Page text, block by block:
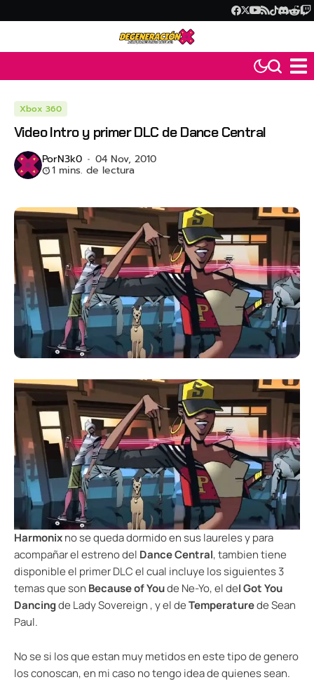
Xbox 360
Video Intro y primer DLC de Dance Central
PorN3k0 04 Nov, 2010
1 mins. de lectura
Harmonixno se queda dormido en sus laureles y para
acompañar el estreno del Dance Central, tambien tiene
disponible el primer DLC el cual incluye los siguientes 3
temas que son Because of Youde Ne-Yo, el deI Got You
Dancingde Lady Sovereign , y el deTemperaturede Sean
Paul.
No se si los que estan muy metidos en este tipo de genero
los conoscan, en mi caso no tengo idea de quienes sean.